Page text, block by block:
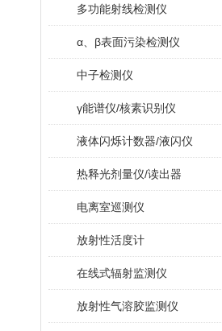
多功能射线检测仪
α、β表面污染检测仪
中子检测仪
γ能谱仪/核素识别仪
液体闪烁计数器/液闪仪
热释光剂量仪/读出器
电离室巡测仪
放射性活度计
在线式辐射监测仪
放射性气溶胶监测仪